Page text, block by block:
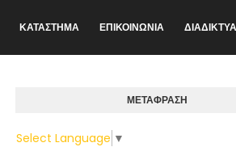
ΚΑΤΑΣΤΗΜΑ ΕΠΙΚΟΙΝΩΝΙΑ
ΜΕΤΑΦΡΑΣΗ
Select Language ▼